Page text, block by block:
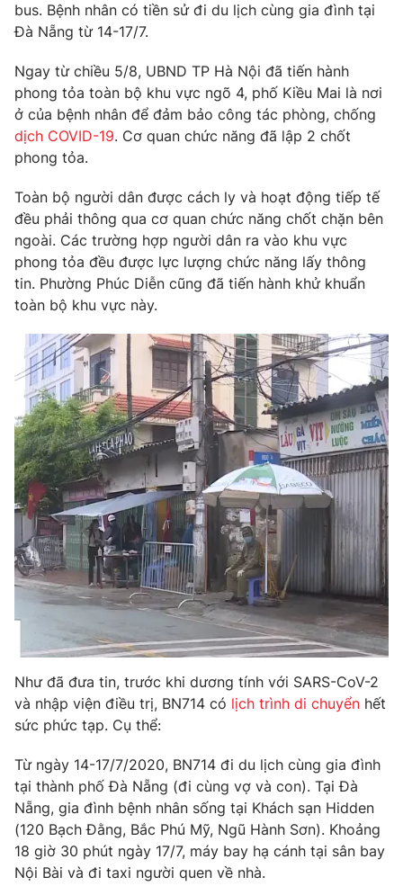
Phim VTV
Nhân vật
Khán giả
Giải sao mai
Giải trí
Điện ảnh
Âm nhạc
Sao
Đời sống
Du lịch
Làm đẹp
Chất lượng cuộc sống
Giáo dục
Tuyển sinh
Học trực tuyến
Hitech Công nghệ tương lai
Sản phẩm
Thị trường
Giao lưu trực tuyến
Lịch phát sóng
Chuyên mục khác
Emagazine Podcast
Photo Infographic
Video Shorts video
VTV Money VTV Thể thao
VTV Sức khoẻ Bất động sản
Thị trường 24h Tấm lòng Việt
VTV4 Vươn mình bằng AI
Liên hệ tòa soạn English
bus. Bệnh nhân có tiền sử đi du lịch cùng gia đình tại
Đà Nẵng từ 14-17/7.
Ngay từ chiều 5/8, UBND TP Hà Nội đã tiến hành
phong tỏa toàn bộ khu vực ngõ 4, phố Kiều Mai là nơi
ở của bệnh nhân để đảm bảo công tác phòng, chống
dịch COVID-19. Cơ quan chức năng đã lập 2 chốt
phong tỏa.
Toàn bộ người dân được cách ly và hoạt động tiếp tế
đều phải thông qua cơ quan chức năng chốt chặn bên
ngoài. Các trường hợp người dân ra vào khu vực
phong tỏa đều được lực lượng chức năng lấy thông
tin. Phường Phúc Diễn cũng đã tiến hành khử khuẩn
toàn bộ khu vực này.
Như đã đưa tin, trước khi dương tính với SARS-CoV-2
và nhập viện điều trị, BN714 có lịch trình di chuyển hết
sức phức tạp. Cụ thể:
Từ ngày 14-17/7/2020, BN714 đi du lịch cùng gia đình
tại thành phố Đà Nẵng (đi cùng vợ và con). Tại Đà
Nẵng, gia đình bệnh nhân sống tại Khách sạn Hidden
(120 Bạch Đằng, Bắc Phú Mỹ, Ngũ Hành Sơn). Khoảng
18 giờ 30 phút ngày 17/7, máy bay hạ cánh tại sân bay
Nội Bài và đi taxi người quen về nhà.